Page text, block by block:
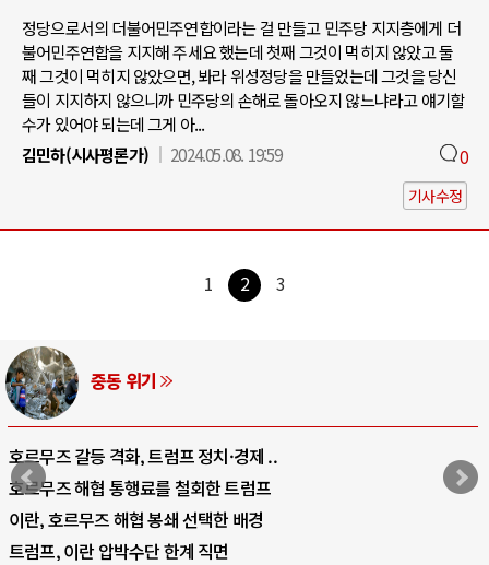
정당으로서의 더불어민주연합이라는 걸 만들고 민주당 지지층에게 더
불어민주연합을 지지해 주세요 했는데 첫째 그것이 먹히지 않았고 둘
째 그것이 먹히지 않았으면, 봐라 위성정당을 만들었는데 그것을 당신
들이 지지하지 않으니까 민주당의 손해로 돌아오지 않느냐라고 얘기할
수가 있어야 되는데 그게 아...
김민하(시사평론가)
2024.05.08. 19:59 0
기사수정
1 2 3
중동 위기
호르무즈 갈등 격화, 트럼프 정치·경제 ..
호르무즈 해협 통행료를 철회한 트럼프
이란, 호르무즈 해협 봉쇄 선택한 배경
트럼프, 이란 압박수단 한계 직면